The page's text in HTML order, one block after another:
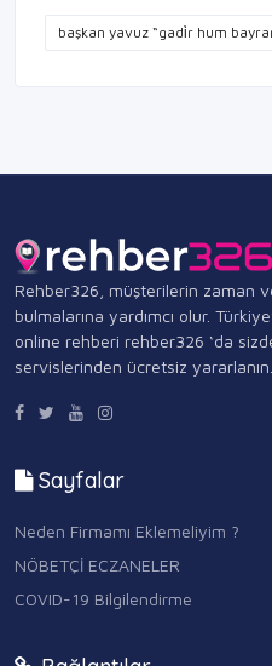
başkan yavuz “gadi̇r hum
Rehber326, müşterilerin zaman
bulmalarına yardımcı olur.
online rehberi rehber326 ‘da
servislerinden ücretsiz yararlanın.
Sayfalar
Neden Firmamı Eklemeliyim ?
NÖBETÇİ ECZANELER
COVID-19 Bilgilendirme